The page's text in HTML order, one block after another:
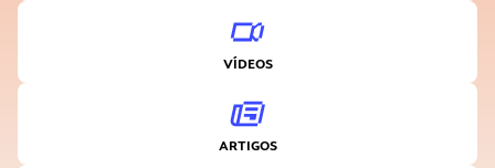
VÍDEOS
ARTIGOS